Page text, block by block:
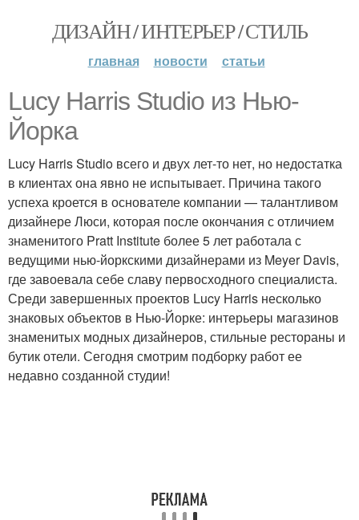
ДИЗАЙН / ИНТЕРЬЕР / СТИЛЬ
главная новости статьи
Lucy Harris Studio из Нью-
Йорка
Lucy Harris Studio всего и двух лет-то нет, но недостатка
в клиентах она явно не испытывает. Причина такого
успеха кроется в основателе компании — талантливом
дизайнере Люси, которая после окончания с отличием
знаменитого Pratt Institute более 5 лет работала с
ведущими нью-йоркскими дизайнерами из Meyer Davis,
где завоевала себе славу первосходного специалиста.
Среди завершенных проектов Lucy Harris несколько
знаковых объектов в Нью-Йорке: интерьеры магазинов
знаменитых модных дизайнеров, стильные рестораны и
бутик отели. Сегодня смотрим подборку работ ее
недавно созданной студии!